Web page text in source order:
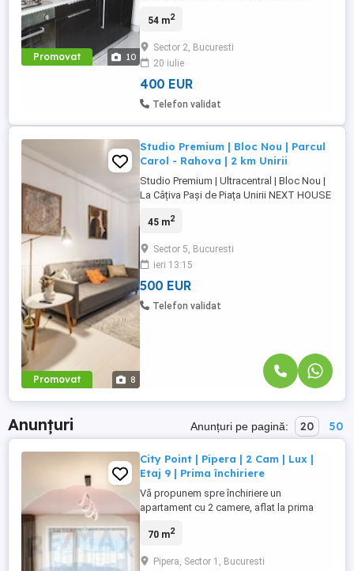
Promovat 10
anii 70 reabilitat termic în zonă civilizată și
Kaufland Colentina și Veranda Mall,la 2
stații STB distanța față de Bucur Obor și
stația de ...
54 m2
Sector 2, Bucuresti
20 iulie
400 EUR
Telefon validat
Promovat 8
Studio Premium | Bloc Nou | Parcul
Carol - Rahova | 2 km Unirii
Studio Premium | Ultracentral | Bloc Nou |
La Câțiva Pași de Piața Unirii NEXT HOUSE
modern și elegant, situat într-un imobil
Bucureștiului. O locuință ideală pentru cei
care își doresc confort, acces rapid către
centrul orașului ...
45 m2
Sector 5, Bucuresti
ieri 13:15
500 EUR
Telefon validat
Anunțuri Anunțuri pe pagină: 20 50
City Point | Pipera | 2 Cam | Lux |
Etaj 9 | Prima închiriere
Vă propunem spre închiriere un
apartament cu 2 camere, aflat la prima
complexul rezidențial City Point, în zona
mobilat și utilat, amenajat cu finisaje
70 m2
Pipera, Sector 1, Bucuresti